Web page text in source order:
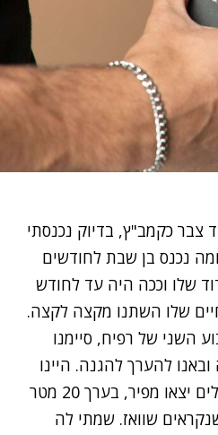
צבר כקמב"ץ, בדיוק נכנסתי
נכנס בן שבת לחודשים
שלו וככה היה עד לחודש
שלו השתנו מקצה לקצה.
השני של רפיח, סיימנו
להערך להגנה. היינו
בתוך הנמרים כששני מחבלים יצאו מפיר, בערך 20 מטר
שוואז. שמתי לה